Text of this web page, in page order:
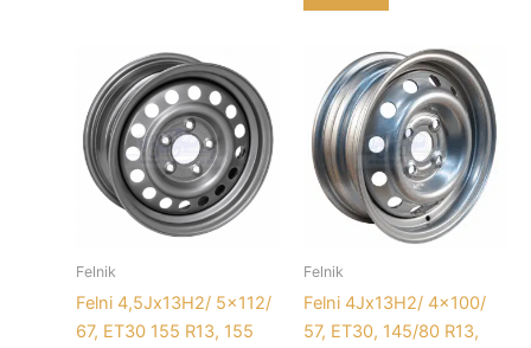
Felnik
Felni 4,5Jx13H2/ 5×112/
67, ET30 155 R13, 155
Felnik
Felni 4Jx13H2/ 4×100/
57, ET30, 145/80 R13,